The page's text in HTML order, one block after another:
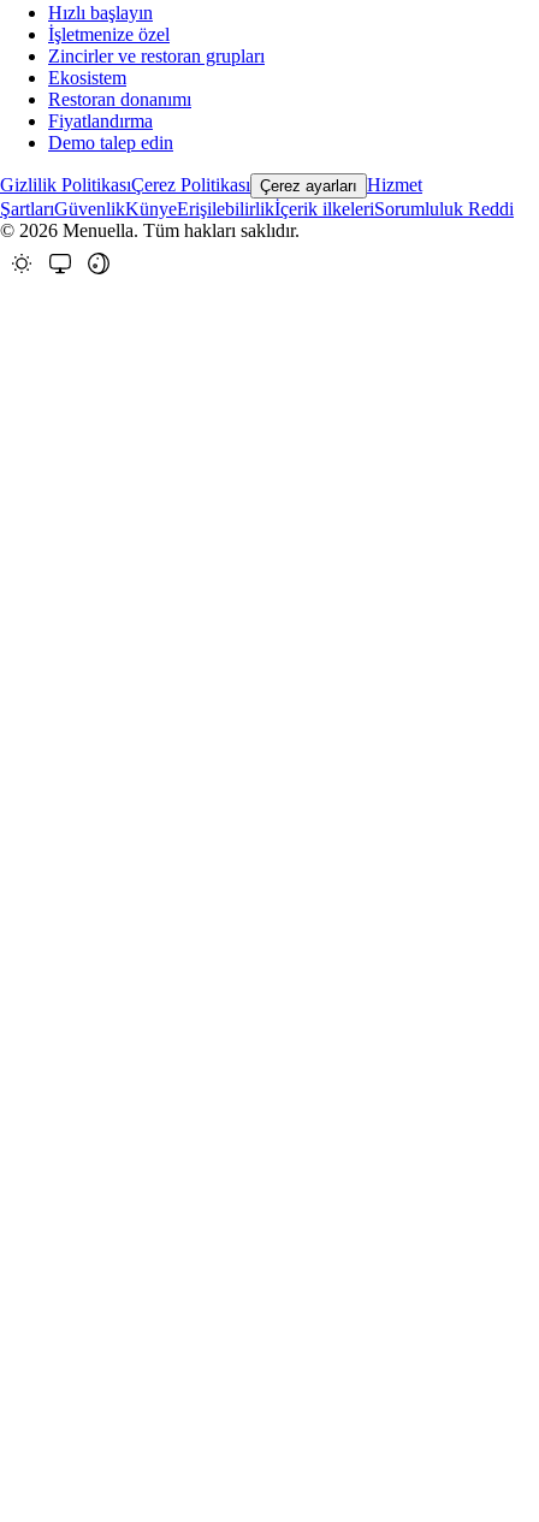
Hızlı başlayın
İşletmenize özel
Zincirler ve restoran grupları
Ekosistem
Restoran donanımı
Fiyatlandırma
Demo talep edin
Gizlilik PolitikasıÇerez Politikası Çerez ayarları Hizmet
ŞartlarıGüvenlikKünyeErişilebilirlikİçerik ilkeleriSorumluluk Reddi
© 2026 Menuella. Tüm hakları saklıdır.